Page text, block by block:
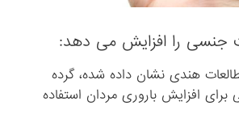
هندی نشان داده شده، گرده
افزایش باروری مردان استفاده